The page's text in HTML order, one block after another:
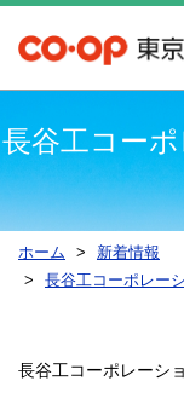
長谷工コー
ホーム
新着情報
長谷工コーポレー
長谷工コーポレーシ